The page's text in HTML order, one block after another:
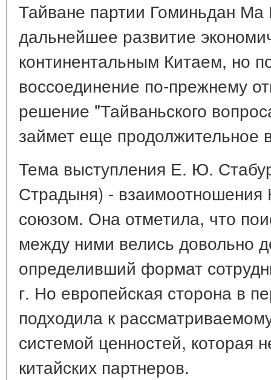
Тайване партии Гоминьдан Ма
дальнейшее развитие
континентальным Китаем, но
воссоединение по-прежнему
решение "Тайваньского
займет еще продолжительное
Тема выступления Е. Ю.
Страдыня) -
союзом. Она отметила, что
между ними велись довольно
определивший формат
г. Но европейская сторона в
подходила к
системой ценностей, которая
китайских партнеров.